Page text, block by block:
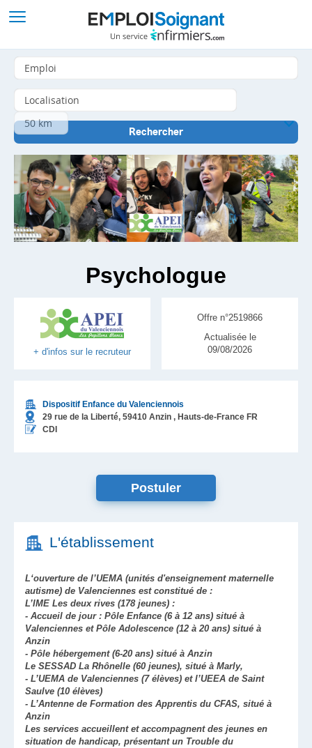
Psychologue
+ d'infos sur le recruteur
Dispositif Enfance du Valenciennois
29 rue de la Liberté, 59410 Anzin , Hauts-de-France FR
CDI
Offre n°2519866
Actualisée le
09/08/2026
Postuler
L'établissement
L‘ouverture de l’UEMA (unités d'enseignement maternelle
autisme) de Valenciennes est constitué de :
L’IME Les deux rives (178 jeunes) :
- Accueil de jour : Pôle Enfance (6 à 12 ans) situé à
Valenciennes et Pôle Adolescence (12 à 20 ans) situé à
Anzin
- Pôle hébergement (6-20 ans) situé à Anzin
Le SESSAD La Rhônelle (60 jeunes), situé à Marly,
- L’UEMA de Valenciennes (7 élèves) et l’UEEA de Saint
Saulve (10 élèves)
- L’Antenne de Formation des Apprentis du CFAS, situé à
Anzin
Les services accueillent et accompagnent des jeunes en
situation de handicap, présentant un Trouble du